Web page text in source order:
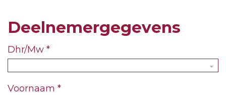
Deelnemergegevens
Dhr/Mw *
Voornaam *